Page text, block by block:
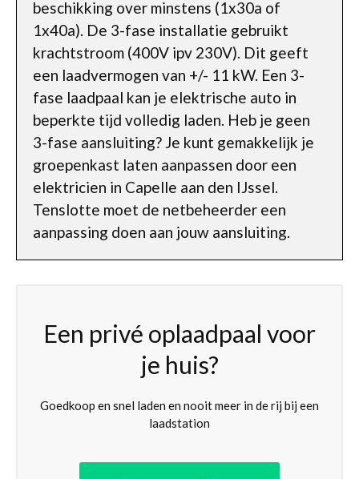
beschikking over minstens (1x30a of
1x40a). De 3-fase installatie gebruikt
krachtstroom (400V ipv 230V). Dit geeft
een laadvermogen van +/- 11 kW. Een 3-
fase laadpaal kan je elektrische auto in
beperkte tijd volledig laden. Heb je geen
3-fase aansluiting? Je kunt gemakkelijk je
groepenkast laten aanpassen door een
elektricien in Capelle aan den IJssel.
Tenslotte moet de netbeheerder een
aanpassing doen aan jouw aansluiting.
Een privé oplaadpaal voor
je huis?
Goedkoop en snel laden en nooit meer in de rij bij een
laadstation